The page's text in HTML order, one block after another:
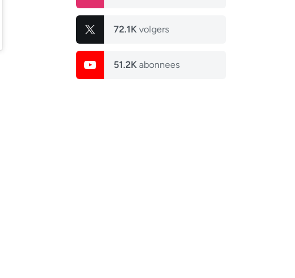
72.1K volgers
51.2K abonnees